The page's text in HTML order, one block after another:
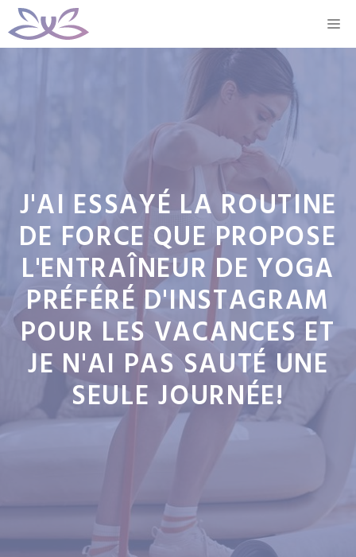
Aller
au
J'AI ESSAYÉ LA ROUTINE
DE FORCE QUE PROPOSE
L'ENTRAÎNEUR DE YOGA
PRÉFÉRÉ D'INSTAGRAM
POUR LES VACANCES ET
JE N'AI PAS SAUTÉ UNE
SEULE JOURNÉE!